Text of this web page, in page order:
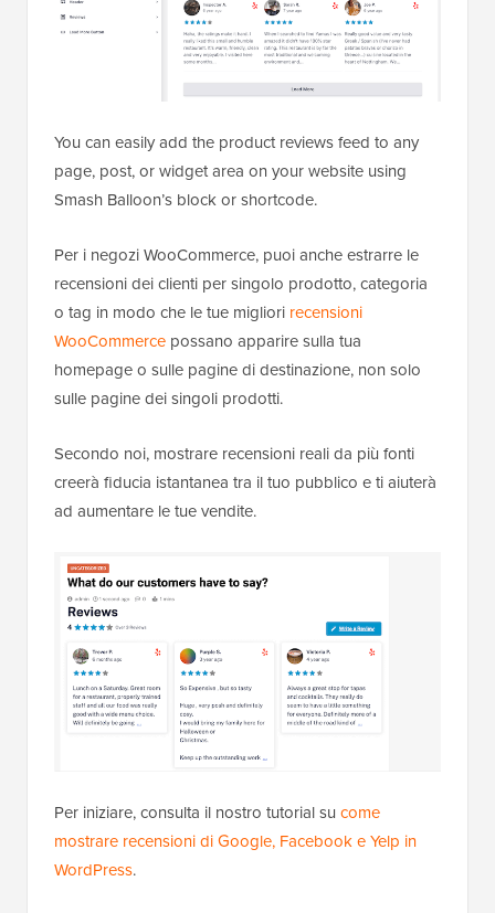
You can easily add the product reviews feed to any
page, post, or widget area on your website using
Smash Balloon’s block or shortcode.
Per i negozi WooCommerce, puoi anche estrarre le
recensioni dei clienti per singolo prodotto, categoria
o tag in modo che le tue migliori recensioni
WooCommerce possano apparire sulla tua
homepage o sulle pagine di destinazione, non solo
sulle pagine dei singoli prodotti.
Secondo noi, mostrare recensioni reali da più fonti
creerà fiducia istantanea tra il tuo pubblico e ti aiuterà
ad aumentare le tue vendite.
Per iniziare, consulta il nostro tutorial su come
mostrare recensioni di Google, Facebook e Yelp in
WordPress.